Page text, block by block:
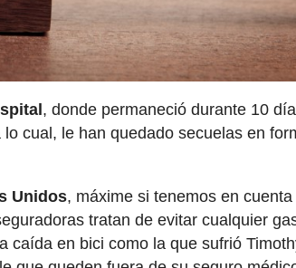
, donde permaneció durante 10
cual, le han quedado secuelas en
Unidos, máxime si tenemos en
tratan de evitar cualquier
caída en bici como la que sufrió